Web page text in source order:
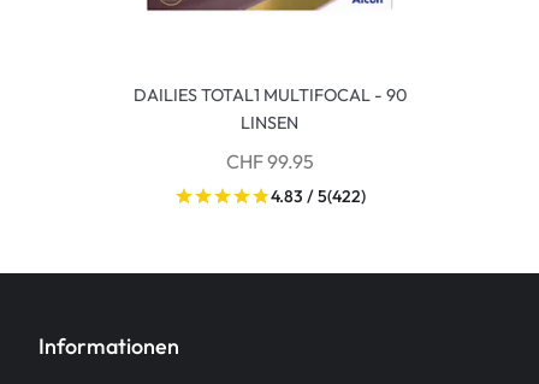
DAILIES TOTAL1 MULTIFOCAL - 90
LINSEN
CHF 99.95
4.83 / 5(422)
Informationen